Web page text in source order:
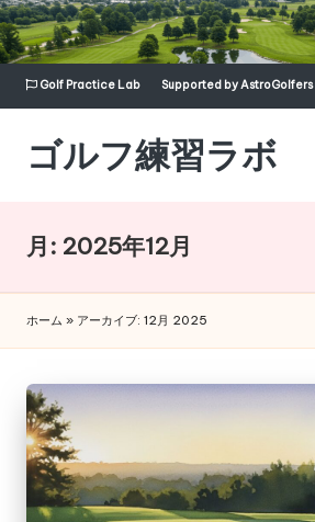
Skip
Golf Practice Lab Supported by AstroGolfers
ゴルフ練習ラボ
by
AstroGolfers
月: 2025年12月
ホーム » アーカイブ: 12月 2025